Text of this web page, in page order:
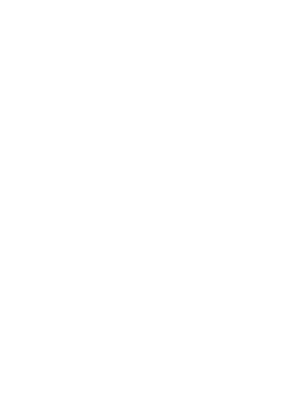
7 unit rumah rusak berat, 4
memaksa 127 KK untuk
Sumedang. Yang terdiri
3 (tiga) orang korban
Ai Juningsih dan terendam
di sungai sekitar PT. Dwi
ujarnya.